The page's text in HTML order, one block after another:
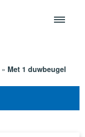
» Met 1 duwbeugel